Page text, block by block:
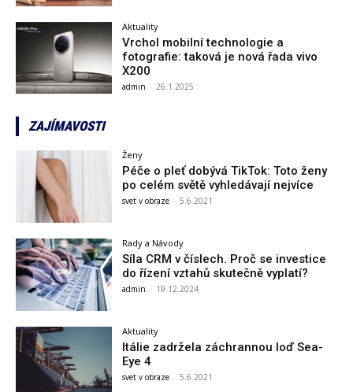
Aktuality
Vrchol mobilní technologie a
fotografie: taková je nová řada vivo
X200
admin - 26.1.2025
ZAJÍMAVOSTI
Ženy
Péče o pleť dobývá TikTok: Toto ženy
po celém světě vyhledávají nejvíce
svet v obraze - 5.6.2021
Rady a Návody
Síla CRM v číslech. Proč se investice
do řízení vztahů skutečně vyplatí?
admin - 19.12.2024
Aktuality
Itálie zadržela záchrannou loď Sea-
Eye 4
svet v obraze - 5.6.2021